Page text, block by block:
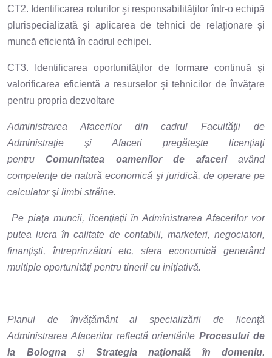
CT2. Identificarea rolurilor şi responsabilităţilor într-o echipă
plurispecializată şi aplicarea de tehnici de relaţionare şi
muncă eficientă în cadrul echipei.
CT3. Identificarea oportunităţilor de formare continuă şi
valorificarea eficientă a resurselor şi tehnicilor de învăţare
pentru propria dezvoltare
Administrarea Afacerilor din cadrul Facultăţii de
Administraţie şi Afaceri pregăteşte licenţiaţi
pentruComunitatea oamenilor de afaceriavând
competenţe de natură economică şi juridică, de operare pe
calculator şi limbi străine.
Pe piaţa muncii, licenţiaţii în Administrarea Afacerilor vor
putea lucra în calitate de contabili, marketeri, negociatori,
finanţişti, întreprinzători etc, sfera economică generând
multiple oportunităţi pentru tinerii cu iniţiativă.
Planul de învăţământ al specializării de licenţă
Administrarea Afacerilor reflectă orientărileProcesului de
la Bologna şi Strategia naţională în domeniu.